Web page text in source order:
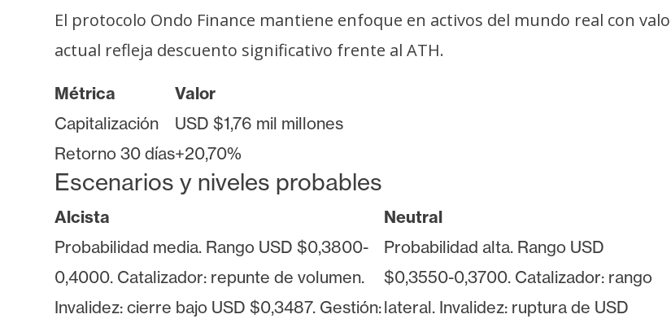
c
t
y
P
u
b
l
c
i
d
a
d
El protocolo Ondo Finance mantiene enfoque en activos del mundo real con
actual refleja descuento significativo frente al ATH.
Métrica
Valor
Capitalización
USD $1,76 mil millones
Retorno 30 días+20,70%
Escenarios y niveles probables
Alcista Neutral
Probabilidad media. Rango USD $0,3800-
0,4000. Catalizador: repunte de volumen.
Invalidez: cierre bajo USD $0,3487. Gestión:
Probabilidad alta. Rango USD
$0,3550-0,3700. Catalizador: rango
lateral. Invalidez: ruptura de USD